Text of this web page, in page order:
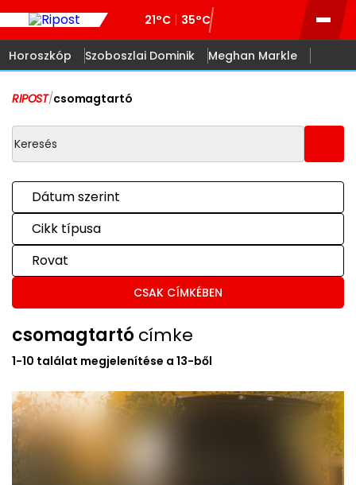
21°C 35°C
Horoszkóp Szoboszlai Dominik Meghan Markle
RIPOST/csomagtartó
Dátum szerint
Cikk típusa
Rovat
CSAK CÍMKÉBEN
csomagtartócímke
1-10 találat megjelenítése a 13-ből